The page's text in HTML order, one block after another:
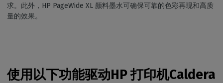
求。此外，HP PageWide XL 颜料墨水可确保可靠的色彩再现和高质
量的效果。
使用以下功能驱动HP 打印机Caldera